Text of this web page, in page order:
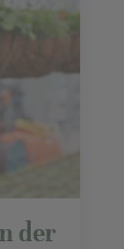
der